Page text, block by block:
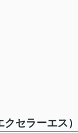
セラーエス